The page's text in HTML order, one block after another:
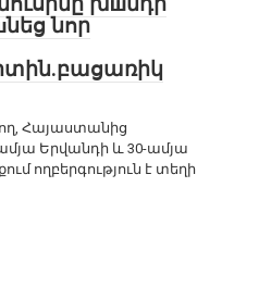
նոր
Հայաստանից
Երվանդի և 30-ամյա
ողբերգություն է տեղի